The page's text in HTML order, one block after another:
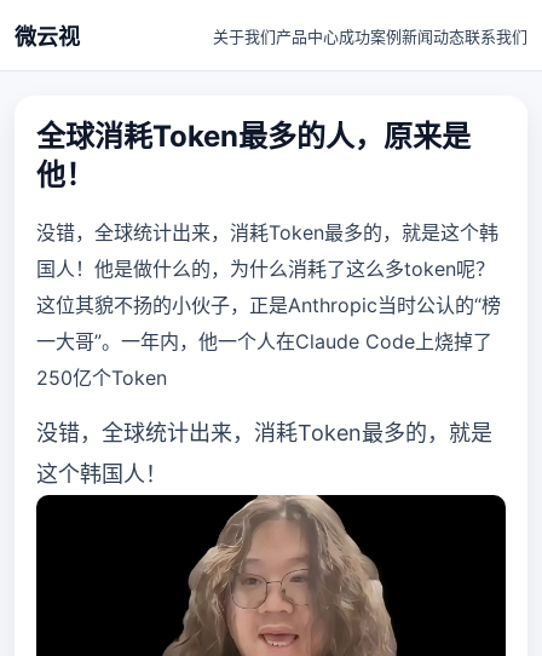
微云视 关于我们产品中心成功案例新闻动态联系我们
全球消耗Token最多的人，原来是
他！
没错，全球统计出来，消耗Token最多的，就是这个韩
国人！他是做什么的，为什么消耗了这么多token呢？
这位其貌不扬的小伙子，正是Anthropic当时公认的“榜
一大哥”。一年内，他一个人在Claude Code上烧掉了
250亿个Token
没错，全球统计出来，消耗Token最多的，就是
这个韩国人！